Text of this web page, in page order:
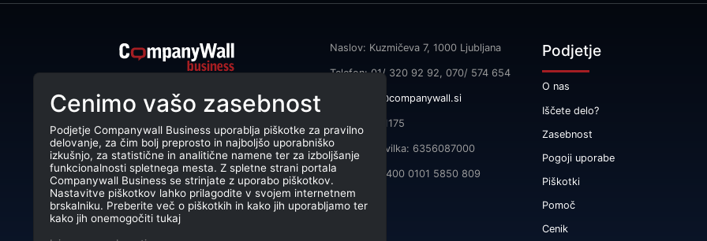
podjetjem pomaga izboljšati
poslovanje z iskanjem in povezovanjem
strank.
CompanyWall Business © 2026
Naslov: Kuzmičeva 7, 1000 Ljubljana
Telefon: 01/ 320 92 92, 070/ 574 654
info@companywall.si
DŠ: SI55591175
Matična številka: 6356087000
TRR: SI56 3400 0101 5850 809
Podjetje
O nas
Iščete delo?
Zasebnost
Pogoji uporabe
Piškotki
Pomoč
Cenik
Cenimo vašo zasebnost
Podjetje Companywall Business uporablja piškotke za pravilno
delovanje, za čim bolj preprosto in najboljšo uporabniško
izkušnjo, za statistične in analitične namene ter za izboljšanje
funkcionalnosti spletnega mesta. Z spletne strani portala
Companywall Business se strinjate z uporabo piškotkov.
Nastavitve piškotkov lahko prilagodite v svojem internetnem
brskalniku. Preberite več o piškotkih in kako jih uporabljamo ter
kako jih onemogočiti tukaj